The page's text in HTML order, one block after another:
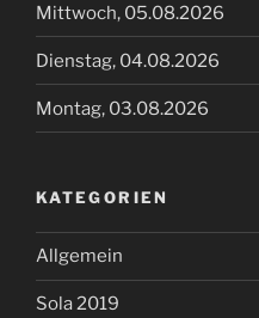
Mittwoch, 05.08.2026
Dienstag, 04.08.2026
Montag, 03.08.2026
KATEGORIEN
Allgemein
Sola 2019